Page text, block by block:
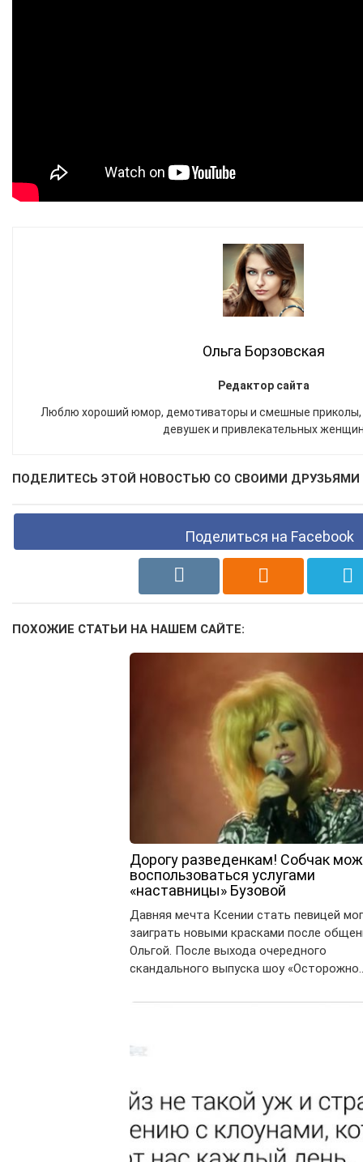
Ольга Борзовская
Редактор сайта
Люблю хороший юмор, демотиваторы и смешные приколы,
девушек и привлекательных
ПОДЕЛИТЕСЬ ЭТОЙ НОВОСТЬЮ СО СВОИМИ ДРУЗЬЯМИ
Поделиться на Facebook
ПОХОЖИЕ СТАТЬИ НА НАШЕМ САЙТЕ:
Дорогу разведенкам! Собчак
воспользоваться услугами
«наставницы» Бузовой
Давняя мечта Ксении стать певицей
заиграть новыми красками после
Ольгой. После выхода очередного
скандального выпуска шоу